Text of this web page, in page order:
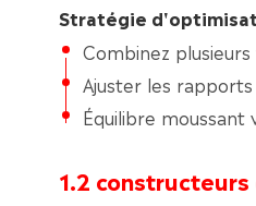
Stratégie
Combinez
Ajuster les
Équilibre
1.2